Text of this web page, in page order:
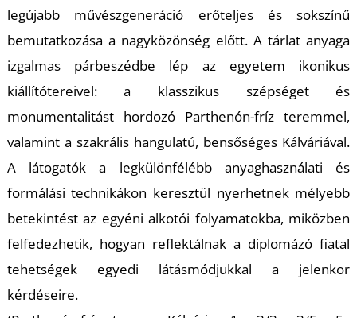
legújabb művészgeneráció erőteljes és sokszínű
bemutatkozása a nagyközönség előtt. A tárlat anyaga
izgalmas párbeszédbe lép az egyetem ikonikus
kiállítótereivel: a klasszikus szépséget és
monumentalitást hordozó Parthenón-fríz teremmel,
valamint a szakrális hangulatú, bensőséges Kálváriával.
A látogatók a legkülönfélébb anyaghasználati és
formálási technikákon keresztül nyerhetnek mélyebb
betekintést az egyéni alkotói folyamatokba, miközben
felfedezhetik, hogyan reflektálnak a diplomázó fiatal
tehetségek egyedi látásmódjukkal a jelenkor
kérdéseire.